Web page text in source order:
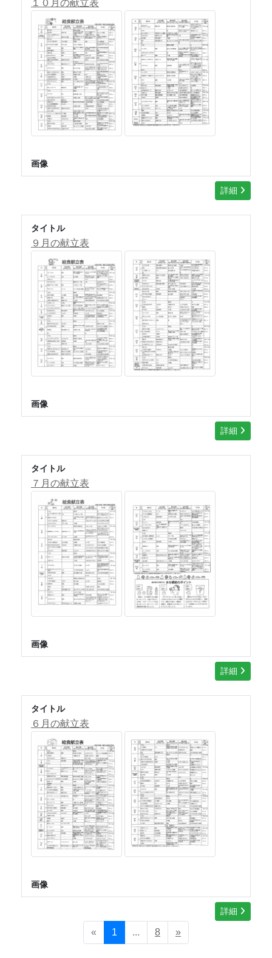
１０月の献立表
画像
詳細
タイトル
９月の献立表
画像
詳細
タイトル
７月の献立表
画像
詳細
タイトル
６月の献立表
画像
詳細
« 1 ... 8 »